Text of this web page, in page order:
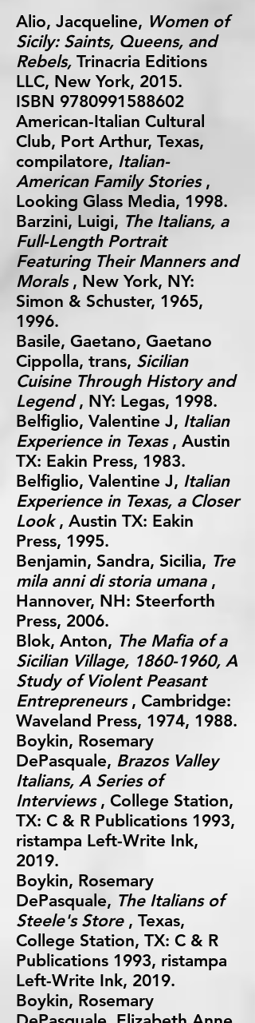
Alio, Jacqueline, Women of
Sicily: Saints, Queens, and
Rebels, Trinacria Editions
LLC, New York, 2015.
ISBN 9780991588602
American-Italian Cultural
Club, Port Arthur, Texas,
compilatore, Italian-
American Family Stories,
Looking Glass Media, 1998.
Barzini, Luigi, The Italians, a
Full-Length Portrait
Featuring Their Manners and
Morals, New York, NY:
Simon & Schuster, 1965,
1996.
Basile, Gaetano, Gaetano
Cippolla, trans, Sicilian
Cuisine Through History and
Legend, NY: Legas, 1998.
Belfiglio, Valentine J, Italian
Experience in Texas, Austin
TX: Eakin Press, 1983.
Belfiglio, Valentine J, Italian
Experience in Texas, a Closer
Look, Austin TX: Eakin
Press, 1995.
Benjamin, Sandra, Sicilia, Tre
mila anni di storia umana,
Hannover, NH: Steerforth
Press, 2006.
Blok, Anton, The Mafia of a
Sicilian Village, 1860-1960, A
Study of Violent Peasant
Entrepreneurs, Cambridge:
Waveland Press, 1974, 1988.
Boykin, Rosemary
DePasquale, Brazos Valley
Italians, A Series of
Interviews, College Station,
TX: C & R Publications 1993,
ristampa Left-Write Ink,
2019.
Boykin, Rosemary
DePasquale, The Italians of
Steele's Store, Texas,
College Station, TX: C & R
Publications 1993, ristampa
Left-Write Ink, 2019.
Boykin, Rosemary